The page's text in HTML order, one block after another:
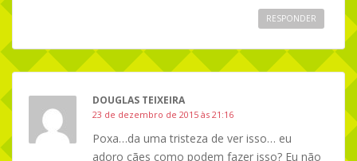
RESPONDER
DOUGLAS TEIXEIRA
23 de dezembro de 2015 às 21:16
Poxa…da uma tristeza de ver isso… eu
adoro cães como podem fazer isso? Eu não